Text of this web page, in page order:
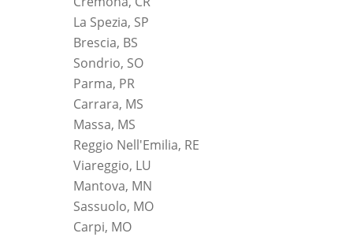
La Spezia, SP
Brescia, BS
Sondrio, SO
Parma, PR
Carrara, MS
Massa, MS
Reggio Nell'Emilia, RE
Viareggio, LU
Mantova, MN
Sassuolo, MO
Carpi, MO